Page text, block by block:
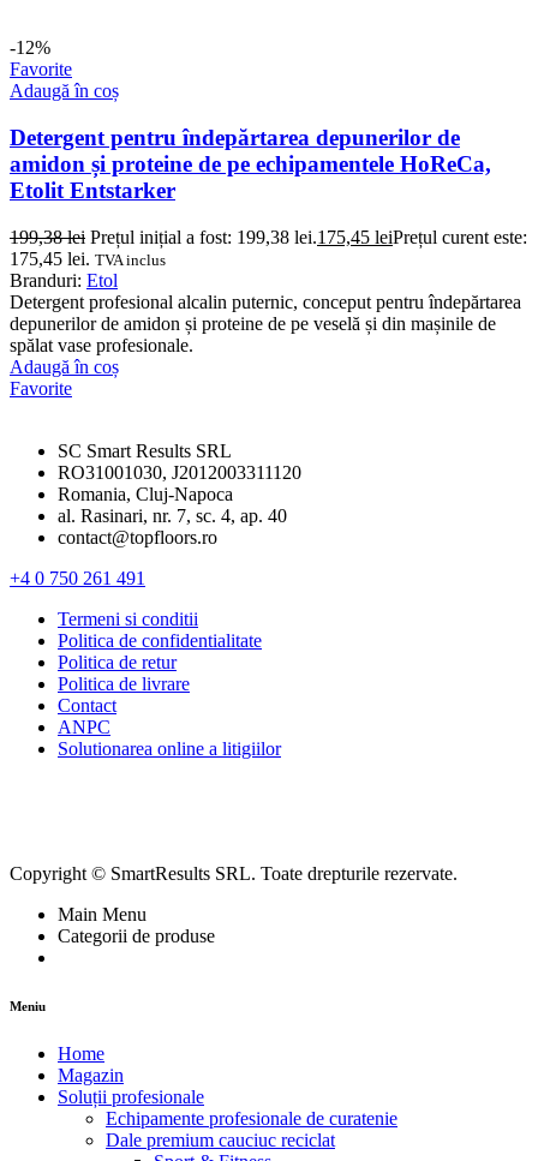
-12%
Favorite
Adaugă în coș
Detergent pentru îndepărtarea depunerilor de
amidon și proteine de pe echipamentele HoReCa,
Etolit Entstarker
199,38lei Prețul inițial a fost: 199,38 lei.175,45 leiPrețul curent este:
175,45 lei. TVA inclus
Branduri: Etol
Detergent profesional alcalin puternic, conceput pentru îndepărtarea
depunerilor de amidon și proteine de pe veselă și din mașinile de
spălat vase profesionale.
Adaugă în coș
Favorite
SC Smart Results SRL
RO31001030, J2012003311120
Romania, Cluj-Napoca
al. Rasinari, nr. 7, sc. 4, ap. 40
contact@topfloors.ro
+4 0 750 261 491
Termeni si conditii
Politica de confidentialitate
Politica de retur
Politica de livrare
Contact
ANPC
Solutionarea online a litigiilor
Copyright © SmartResults SRL. Toate drepturile rezervate.
Main Menu
Categorii de produse
Meniu
Home
Magazin
Soluții profesionale
Echipamente profesionale de curatenie
Dale premium cauciuc reciclat